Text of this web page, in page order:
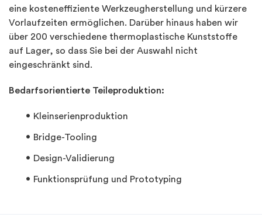
eine kosteneffiziente Werkzeugherstellung und kürzere
Vorlaufzeiten ermöglichen. Darüber hinaus haben wir
über 200 verschiedene thermoplastische Kunststoffe
auf Lager, so dass Sie bei der Auswahl nicht
eingeschränkt sind.
Bedarfsorientierte Teileproduktion:
Kleinserienproduktion
Bridge-Tooling
Design-Validierung
Funktionsprüfung und Prototyping